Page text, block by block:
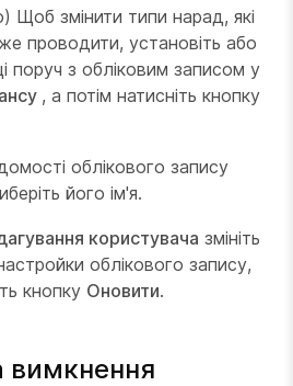
Щоб змінити типи нарад, які
проводити, установіть або
поруч з обліковим записом у
, а потім натисніть кнопку
облікового запису
його ім'я.
користувача змініть
облікового запису,
кнопку Оновити.
вимкнення